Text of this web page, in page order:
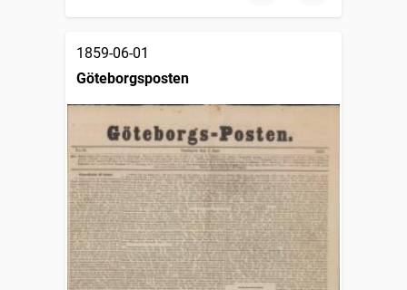
1859-06-01
Göteborgsposten